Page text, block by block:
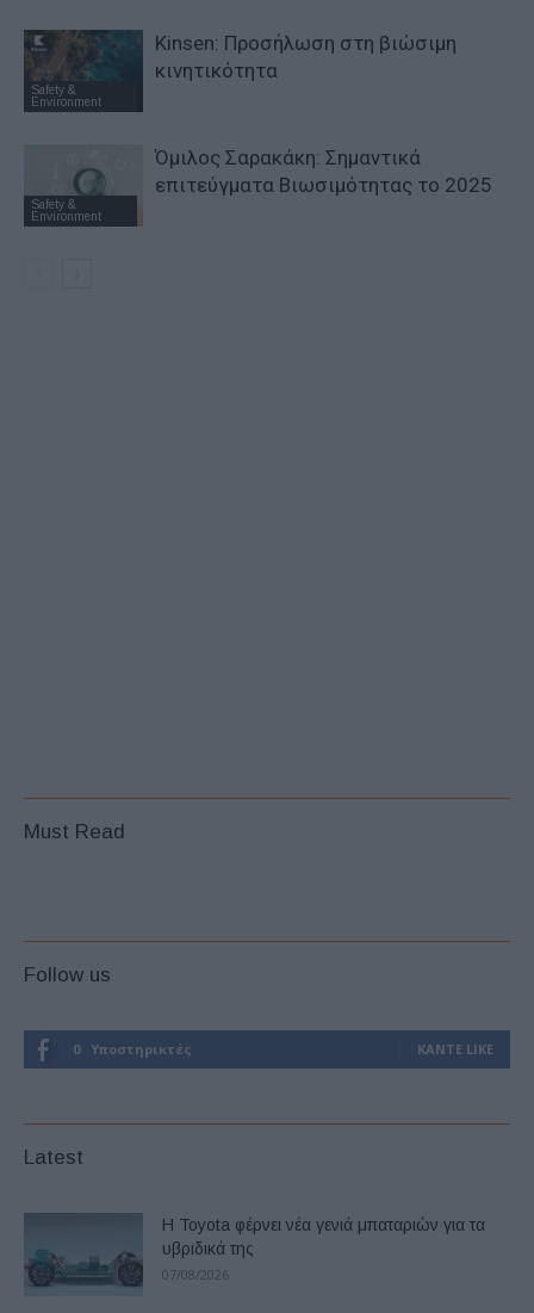
Safety &
Environment
Kinsen: Προσήλωση στη βιώσιμη
κινητικότητα
Safety &
Environment
Όμιλος Σαρακάκη: Σημαντικά
επιτεύγματα Βιωσιμότητας το 2025
Must Read
Follow us
0 Υποστηρικτές ΚΆΝΤΕ LIKE
Latest
Η Toyota φέρνει νέα γενιά μπαταριών για τα
υβριδικά της
07/08/2026